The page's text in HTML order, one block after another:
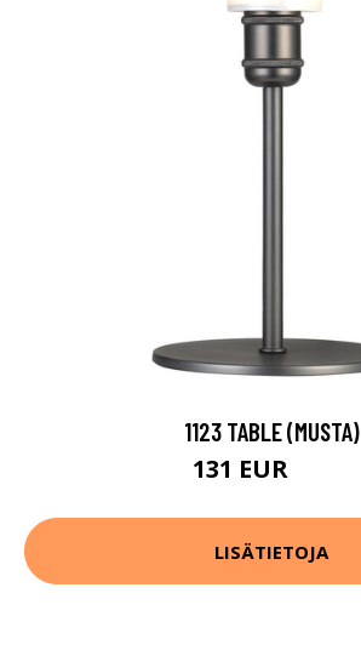
1123 TABLE (MUSTA)
131 EUR
LISÄTIETOJA